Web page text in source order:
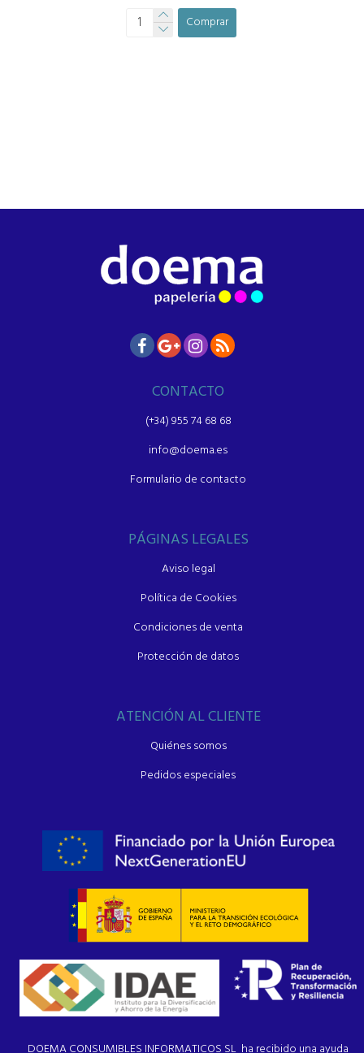
Comprar
CONTACTO
(+34) 955 74 68 68
info@doema.es
Formulario de contacto
PÁGINAS LEGALES
Aviso legal
Política de Cookies
Condiciones de venta
Protección de datos
ATENCIÓN AL CLIENTE
Quiénes somos
Pedidos especiales